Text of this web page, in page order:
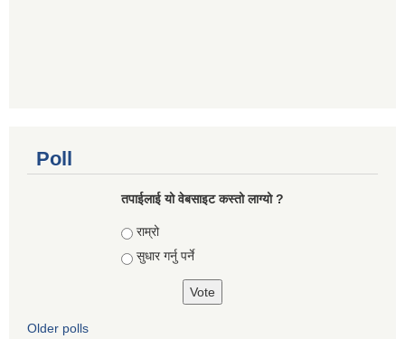
Poll
तपाई‌लाई यो वेबसाइट कस्तो लाग्यो ?
Choices
राम्रो
सुधार गर्नु पर्ने
Older polls